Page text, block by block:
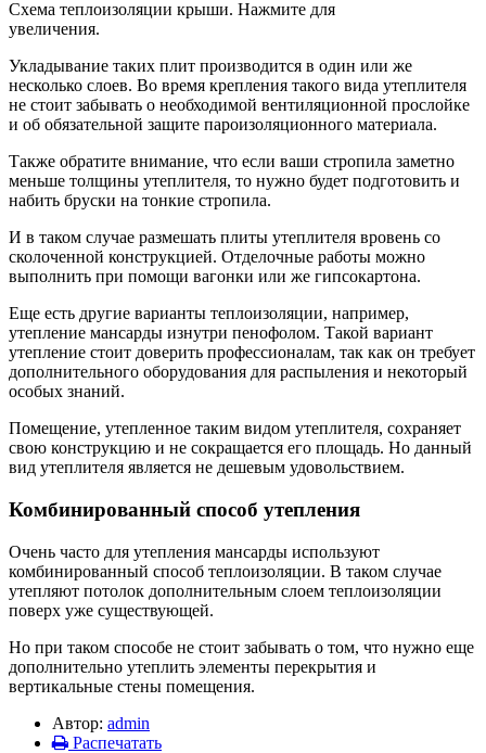
Схема теплоизоляции крыши. Нажмите для
увеличения.
Укладывание таких плит производится в один или же
несколько слоев. Во время крепления такого вида утеплителя
не стоит забывать о необходимой вентиляционной прослойке
и об обязательной защите пароизоляционного материала.
Также обратите внимание, что если ваши стропила заметно
меньше толщины утеплителя, то нужно будет подготовить и
набить бруски на тонкие стропила.
И в таком случае размешать плиты утеплителя вровень со
сколоченной конструкцией. Отделочные работы можно
выполнить при помощи вагонки или же гипсокартона.
Еще есть другие варианты теплоизоляции, например,
утепление мансарды изнутри пенофолом. Такой вариант
утепление стоит доверить профессионалам, так как он требует
дополнительного оборудования для распыления и некоторый
особых знаний.
Помещение, утепленное таким видом утеплителя, сохраняет
свою конструкцию и не сокращается его площадь. Но данный
вид утеплителя является не дешевым удовольствием.
Комбинированный способ утепления
Очень часто для утепления мансарды используют
комбинированный способ теплоизоляции. В таком случае
утепляют потолок дополнительным слоем теплоизоляции
поверх уже существующей.
Но при таком способе не стоит забывать о том, что нужно еще
дополнительно утеплить элементы перекрытия и
вертикальные стены помещения.
Автор: admin
Распечатать